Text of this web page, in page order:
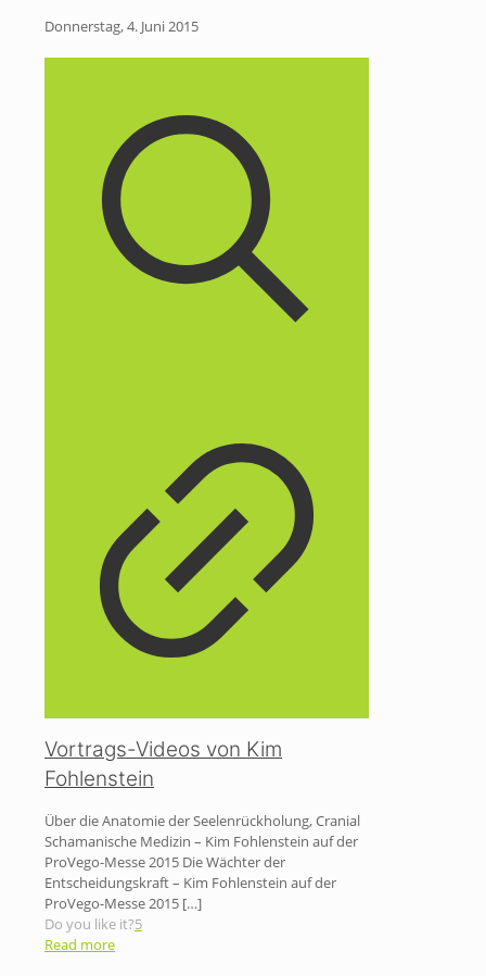
Donnerstag, 4. Juni 2015
Vortrags-Videos von Kim
Fohlenstein
Über die Anatomie der Seelenrückholung, Cranial
Schamanische Medizin – Kim Fohlenstein auf der
ProVego-Messe 2015 Die Wächter der
Entscheidungskraft – Kim Fohlenstein auf der
ProVego-Messe 2015 […]
Do you like it?5
Read more